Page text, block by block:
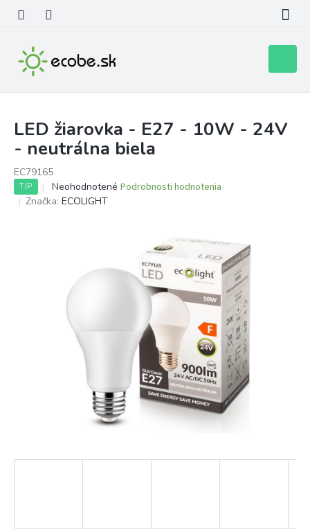
obsah
košík
LED žiarovka - E27 - 10W - 24V
- neutrálna biela
EC79165
TIP
Priemerné
hodnotenie
Neohodnotené Podrobnosti hodnotenia
Značka: ECOLIGHT